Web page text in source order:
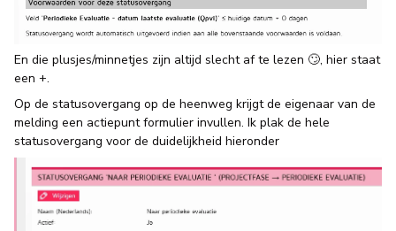
En die plusjes/minnetjes zijn altijd slecht af te lezen 🙄, hier staat
een +.
Op de statusovergang op de heenweg krijgt de eigenaar van de
melding een actiepunt formulier invullen. Ik plak de hele
statusovergang voor de duidelijkheid hieronder